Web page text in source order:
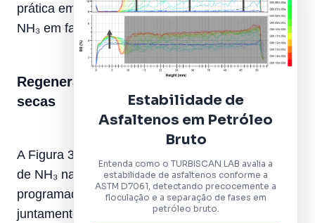
Estabilidade de
Asfaltenos em Petróleo
Bruto
Entenda como o TURBISCAN LAB avalia a
estabilidade de asfaltenos conforme a
ASTM D7061, detectando precocemente a
floculação e a separação de fases em
petróleo bruto.
prática em aplicações contínuas de remoção de
NH₃ em fase gasosa.
Regeneração térmica sob condições
secas
A Figura 3 apresenta os perfis de concentração
de NH₃ na saída durante a regeneração
programada por temperatura (R-1 e R-2),
juntamente com o perfil de temperatura da